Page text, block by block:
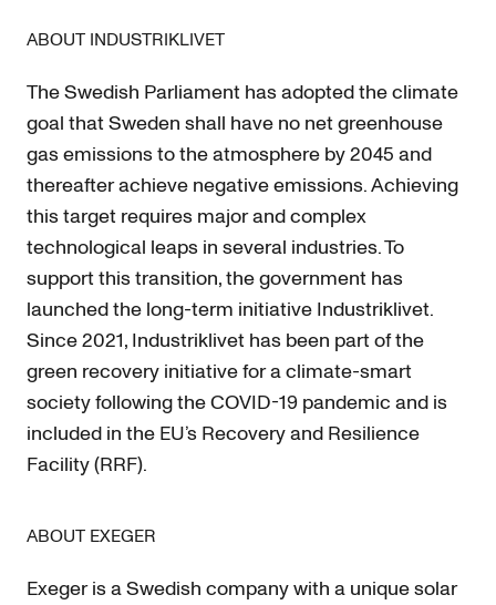
ABOUT INDUSTRIKLIVET
The Swedish Parliament has adopted the climate
goal that Sweden shall have no net greenhouse
gas emissions to the atmosphere by 2045 and
thereafter achieve negative emissions. Achieving
this target requires major and complex
technological leaps in several industries. To
support this transition, the government has
launched the long-term initiative Industriklivet.
Since 2021, Industriklivet has been part of the
green recovery initiative for a climate-smart
society following the COVID-19 pandemic and is
included in the EU’s Recovery and Resilience
Facility (RRF).
ABOUT EXEGER
Exeger is a Swedish company with a unique solar